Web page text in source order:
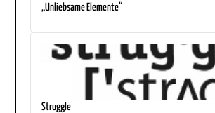
„Unliebsame Elemente“
Struggle